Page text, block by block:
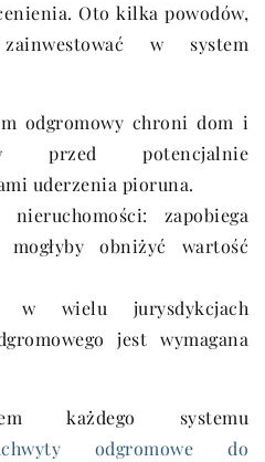
Oto kilka powodów,
w system
odgromowy chroni dom i
przed potencjalnie
uderzenia pioruna.
zapobiega
obniżyć wartość
w wielu jurysdykcjach
jest wymagana
każdego systemu
odgromowe do